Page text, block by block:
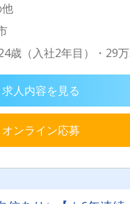
歳（入社2年目）・29万
求人内容を見る
オンライン応募